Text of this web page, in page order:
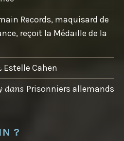
Records, maquisard de
reçoit la Médaille de la
Estelle Cahen
dans Prisonniers allemands
?